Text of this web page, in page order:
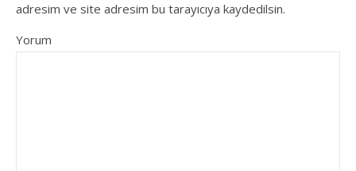
adresim ve site adresim bu tarayıcıya kaydedilsin.
Yorum